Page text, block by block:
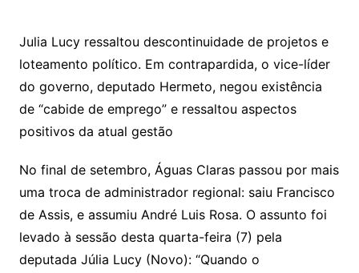
Julia Lucy ressaltou descontinuidade de projetos e
loteamento político. Em contrapardida, o vice-líder
do governo, deputado Hermeto, negou existência
de “cabide de emprego” e ressaltou aspectos
positivos da atual gestão
No final de setembro, Águas Claras passou por mais
uma troca de administrador regional: saiu Francisco
de Assis, e assumiu André Luis Rosa. O assunto foi
levado à sessão desta quarta-feira (7) pela
deputada Júlia Lucy (Novo): “Quando o